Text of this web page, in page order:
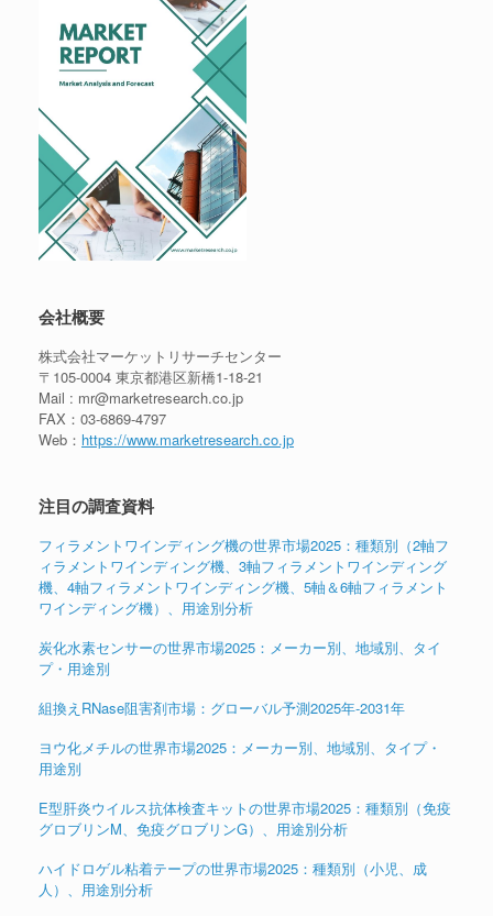
会社概要
株式会社マーケットリサーチセンター
〒105-0004 東京都港区新橋1-18-21
Mail : mr@marketresearch.co.jp
FAX：03-6869-4797
Web： https://www.marketresearch.co.jp
注目の調査資料
フィラメントワインディング機の世界市場2025：種類別（2軸フ
ィラメントワインディング機、3軸フィラメントワインディング
機、4軸フィラメントワインディング機、5軸＆6軸フィラメント
ワインディング機）、用途別分析
炭化水素センサーの世界市場2025：メーカー別、地域別、タイ
プ・用途別
組換えRNase阻害剤市場：グローバル予測2025年-2031年
ヨウ化メチルの世界市場2025：メーカー別、地域別、タイプ・
用途別
E型肝炎ウイルス抗体検査キットの世界市場2025：種類別（免疫
グロブリンM、免疫グロブリンG）、用途別分析
ハイドロゲル粘着テープの世界市場2025：種類別（小児、成
人）、用途別分析